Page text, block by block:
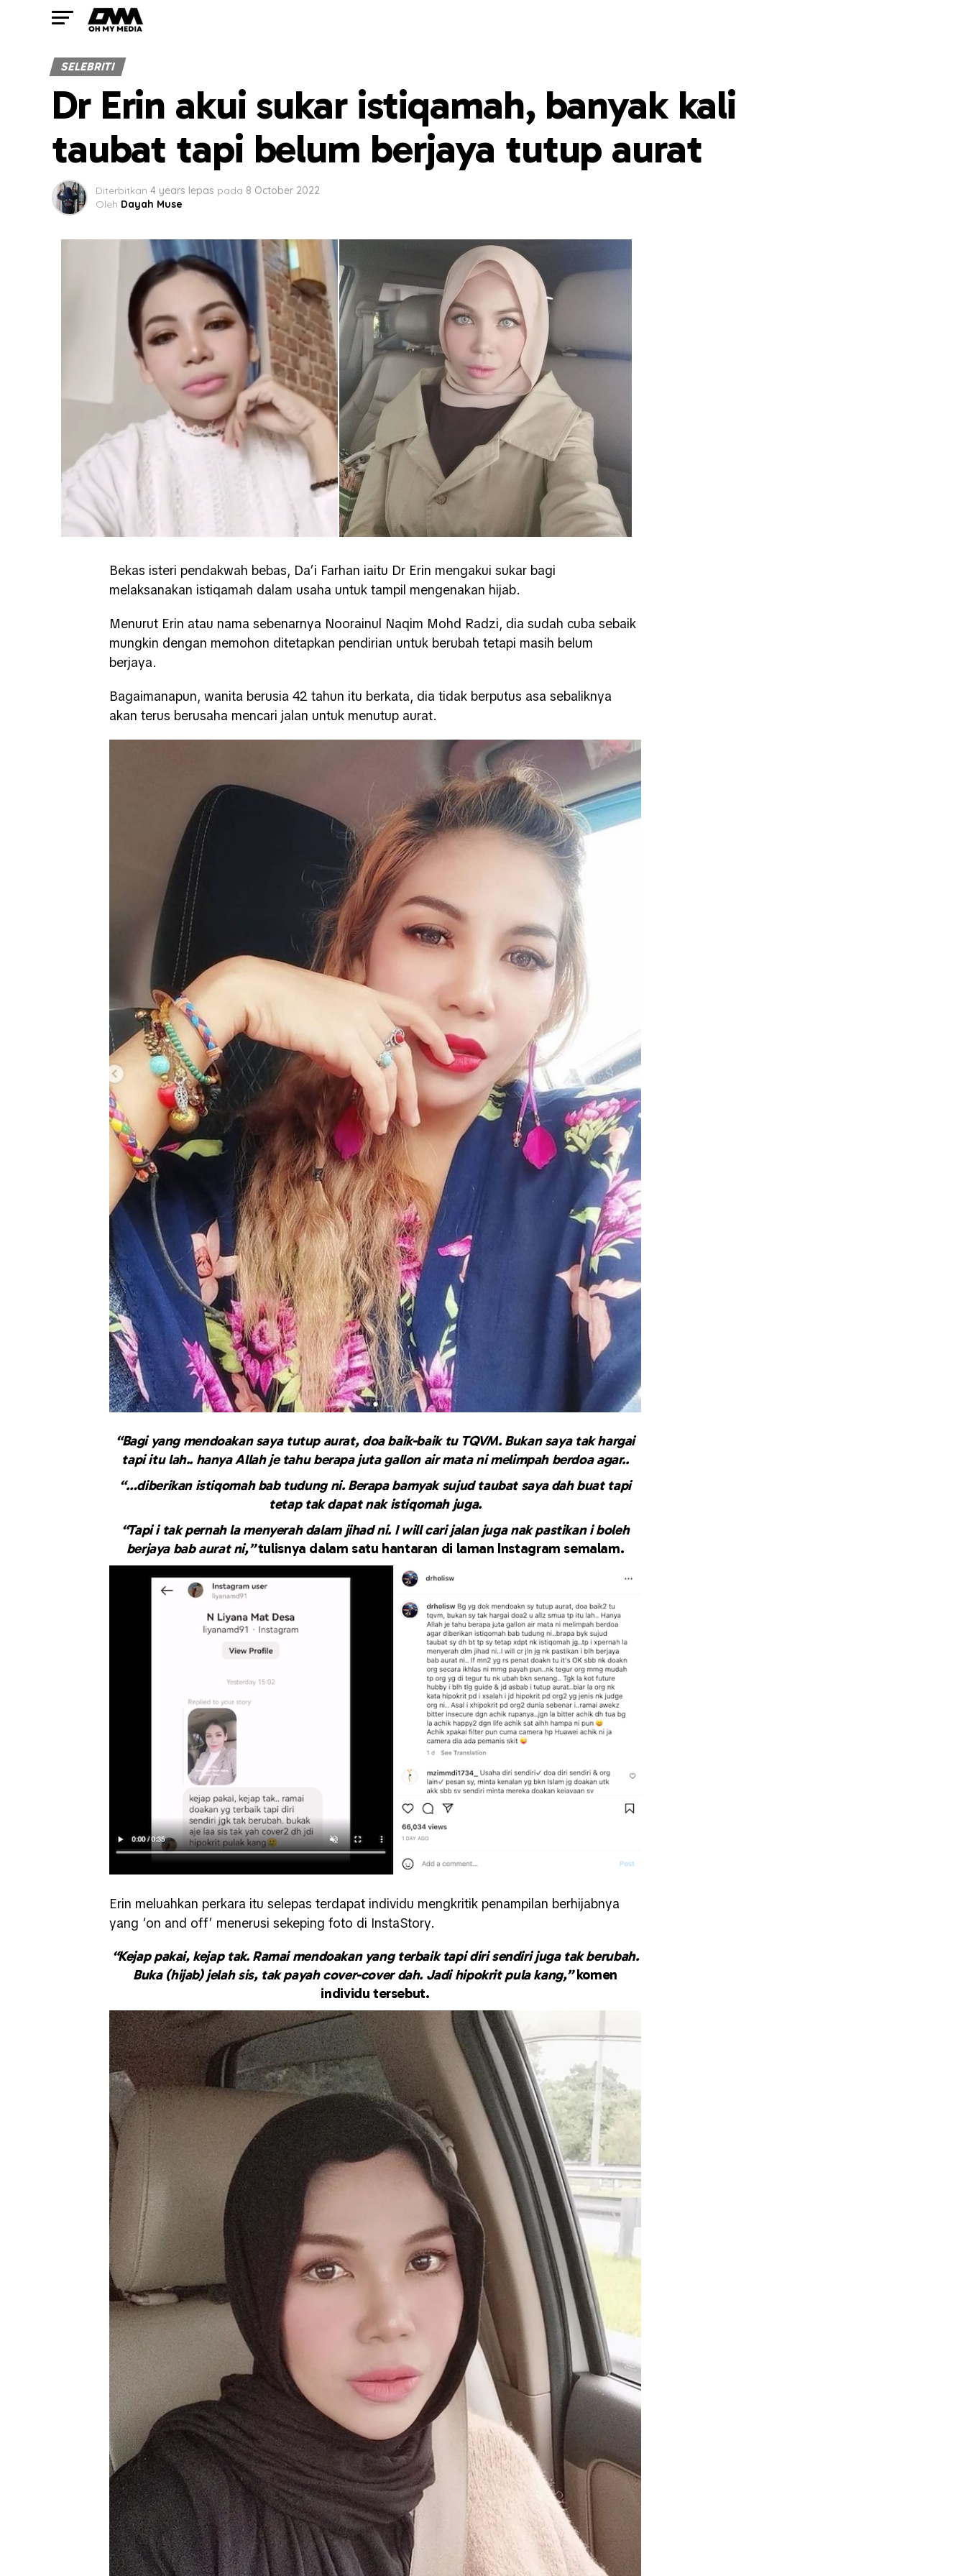
SELEBRITI
Dr Erin akui sukar istiqamah, banyak kali
taubat tapi belum berjaya tutup aurat
Diterbitkan 4 years lepas pada 8 October 2022
Oleh Dayah Muse
Bekas isteri pendakwah bebas, Da’i Farhan iaitu Dr Erin mengakui sukar bagi
melaksanakan istiqamah dalam usaha untuk tampil mengenakan hijab.
Menurut Erin atau nama sebenarnya Noorainul Naqim Mohd Radzi, dia sudah cuba sebaik
mungkin dengan memohon ditetapkan pendirian untuk berubah tetapi masih belum
berjaya.
Bagaimanapun, wanita berusia 42 tahun itu berkata, dia tidak berputus asa sebaliknya
akan terus berusaha mencari jalan untuk menutup aurat.
“Bagi yang mendoakan saya tutup aurat, doa baik-baik tu TQVM. Bukan saya tak hargai
tapi itu lah.. hanya Allah je tahu berapa juta gallon air mata ni melimpah berdoa agar..
“…diberikan istiqomah bab tudung ni.Berapa bamyak sujud taubat saya dah buat tapi
tetap tak dapat nak istiqomah juga.
“Tapi i tak pernah la menyerah dalam jihad ni. I will cari jalan juga nak pastikan i boleh
berjaya bab aurat ni,”tulisnya dalam satu hantaran di laman Instagram semalam.
Erin meluahkan perkara itu selepas terdapat individu mengkritik penampilan berhijabnya
yang ‘on and off’ menerusi sekeping foto di InstaStory.
“Kejap pakai, kejap tak. Ramai mendoakan yang terbaik tapi diri sendiri juga tak berubah.
Buka (hijab) jelah sis, tak payah cover-cover dah. Jadi hipokrit pula kang,”komen
individu tersebut.